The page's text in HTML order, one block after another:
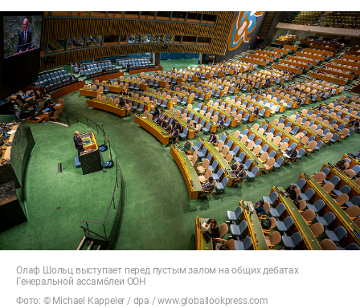
Олаф Шольц выступает перед пустым залом на общих дебатах
Генеральной ассамблеи ООН
Фото: © Michael Kappeler / dpa /www.globallookpress.com